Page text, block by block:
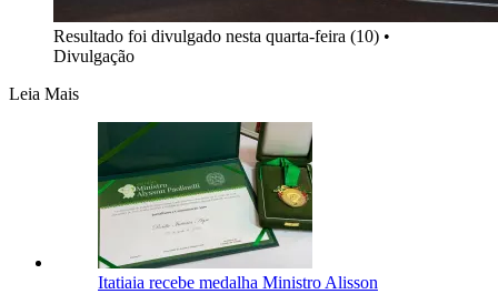
Resultado foi divulgado nesta quarta-feira (10) •
Divulgação
Leia Mais
Itatiaia recebe medalha Ministro Alisson